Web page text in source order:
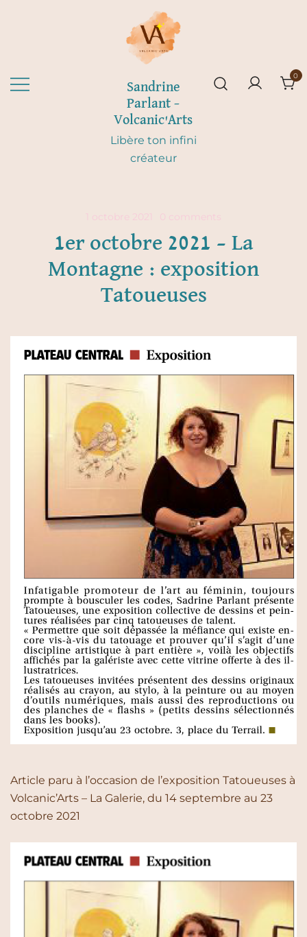
Sandrine
Parlant –
Volcanic'Arts
Libère ton infini
créateur
0
1 octobre 2021 0 comments
1er octobre 2021 – La
Montagne : exposition
Tatoueuses
Article paru à l’occasion de l’exposition Tatoueuses à
Volcanic’Arts – La Galerie, du 14 septembre au 23
octobre 2021